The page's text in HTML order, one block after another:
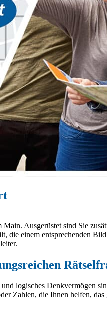
Ausgerüstet sind Sie
die einem entsprechenden
logisches Denkvermögen
Zahlen, die Ihnen helfen,